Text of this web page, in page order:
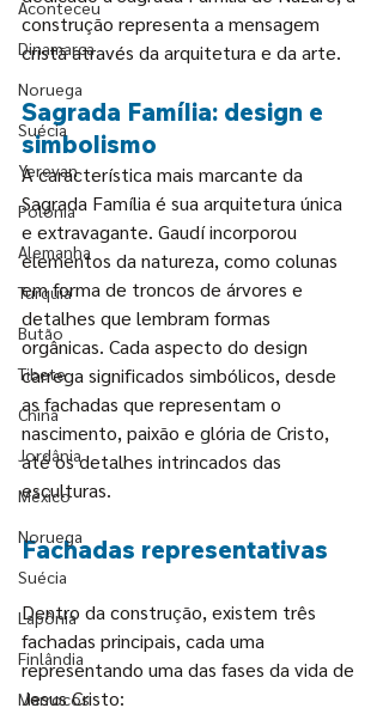
Aconteceu
Dinamarca
Noruega
Suécia
Yerevan
Polônia
Alemanha
Turquia
Butão
Tibete
China
Jordânia
México
Noruega
Suécia
Lapônia
Finlândia
Marrocos
construção representa a mensagem
cristã através da arquitetura e da arte.
Sagrada Família: design e
simbolismo
A característica mais marcante da
Sagrada Família é sua arquitetura única
e extravagante. Gaudí incorporou
elementos da natureza, como colunas
em forma de troncos de árvores e
detalhes que lembram formas
orgânicas. Cada aspecto do design
carrega significados simbólicos, desde
as fachadas que representam o
nascimento, paixão e glória de Cristo,
até os detalhes intrincados das
esculturas.
Fachadas representativas
Dentro da construção, existem três
fachadas principais, cada uma
representando uma das fases da vida de
Jesus Cristo: